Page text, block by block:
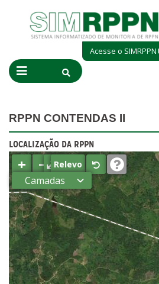
Acesse o SIMRPPN
RPPN CONTENDAS II
LOCALIZAÇÃO DA RPPN
+ −⤢Relevo
Camadas
Estados
Municípios
Terras
indígenas
(FUNAI)
UC Federal